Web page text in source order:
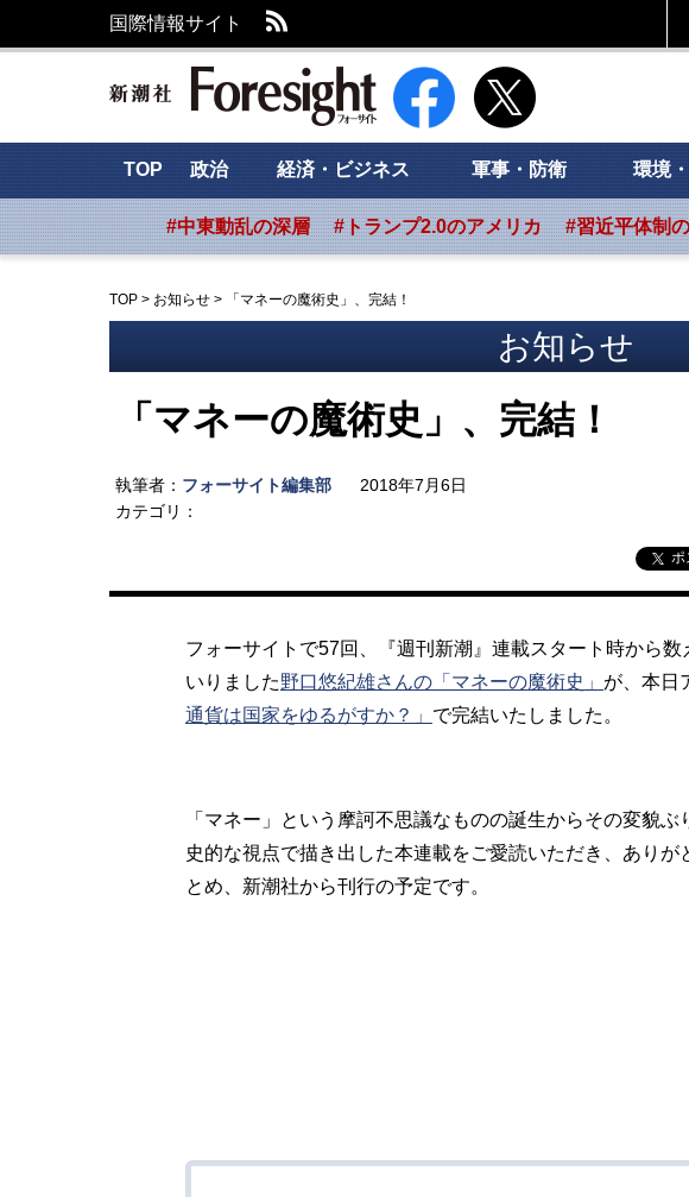
国際情報サイト
新潮社 Foresight フォーサイト
TOP 政治 経済・ビジネス 軍事・防衛 環境
#中東動乱の深層 #トランプ2.0のアメリカ #習近平体制
TOP > お知らせ > 「マネーの魔術史」、完結！
お知らせ
「マネーの魔術史」、完結！
執筆者： フォーサイト編集部
2018年7月6日
カテゴリ：
ポ
フォーサイトで57回、『週刊新潮』連載スタート時から数
いりました野口悠紀雄さんの「マネーの魔術史」 が、本日
通貨は国家をゆるがすか？」 で完結いたしました。
「マネー」という摩訶不思議なものの誕生からその変貌
史的な視点で描き出した本連載をご愛読いただき、ありが
とめ、新潮社から刊行の予定です。